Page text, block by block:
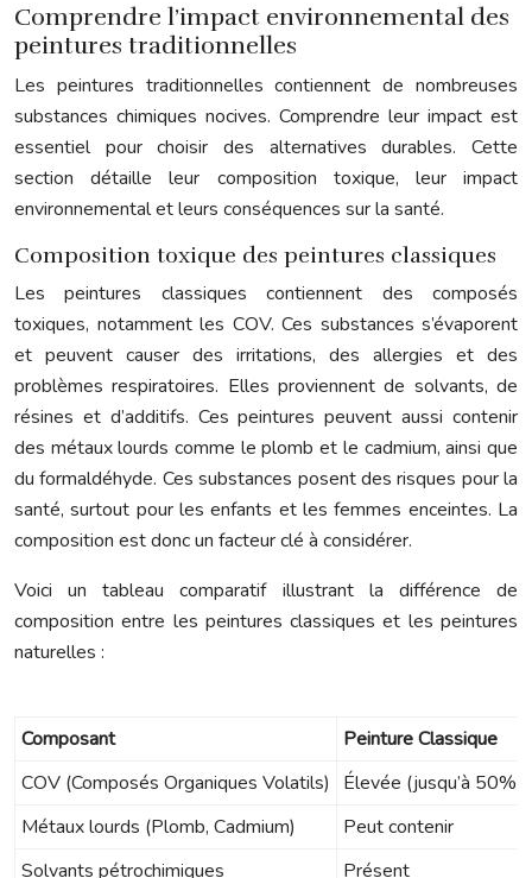
Comprendre l’impact environnemental des
peintures traditionnelles
Les peintures traditionnelles contiennent de nombreuses
substances chimiques nocives. Comprendre leur impact est
essentiel pour choisir des alternatives durables. Cette
section détaille leur composition toxique, leur impact
environnemental et leurs conséquences sur la santé.
Composition toxique des peintures classiques
Les peintures classiques contiennent des composés
toxiques, notamment les COV. Ces substances s’évaporent
et peuvent causer des irritations, des allergies et des
problèmes respiratoires. Elles proviennent de solvants, de
résines et d’additifs. Ces peintures peuvent aussi contenir
des métaux lourds comme le plomb et le cadmium, ainsi que
du formaldéhyde. Ces substances posent des risques pour la
santé, surtout pour les enfants et les femmes enceintes. La
composition est donc un facteur clé à considérer.
Voici un tableau comparatif illustrant la différence de
composition entre les peintures classiques et les peintures
naturelles :
Composant
Peinture Classique
COV (Composés Organiques Volatils)
Élevée (jusqu’à 50%
Métaux lourds (Plomb, Cadmium)
Peut contenir
Solvants pétrochimiques
Présent